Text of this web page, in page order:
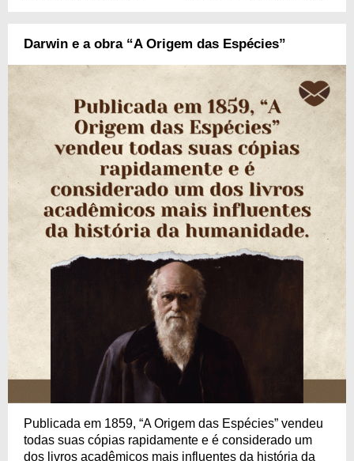
Darwin e a obra “A Origem das Espécies”
Publicada em 1859, “A Origem das Espécies” vendeu
todas suas cópias rapidamente e é considerado um
dos livros acadêmicos mais influentes da história da